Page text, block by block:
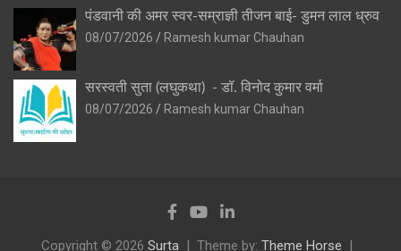
पंडवानी की अमर स्वर-सम्राज्ञी तीजन बाई- डुमन लाल ध्रुव
08/07/2026
Ramesh kumar Chauhan
सरस्वती सुता (लघुकथा) ​- डॉ. विनोद कुमार वर्मा
08/07/2026
Ramesh kumar Chauhan
Copyright © 2026 Surta Theme by: Theme Horse